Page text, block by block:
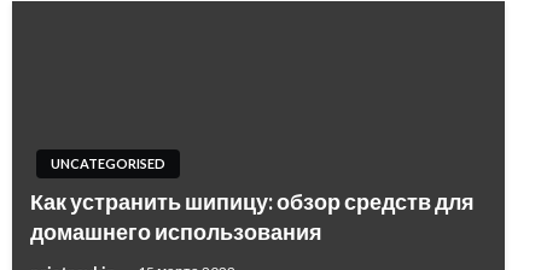
UNCATEGORISED
Как устранить шипицу: обзор средств для
домашнего использования